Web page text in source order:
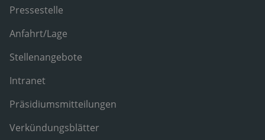
Pressestelle
Anfahrt/Lage
Stellenangebote
Intranet
Präsidiumsmitteilungen
Verkündungsblätter